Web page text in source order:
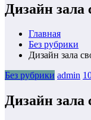
Дизайн
Главная
Без рубрики
Дизайн зала
Без рубрики admin
Дизайн зала